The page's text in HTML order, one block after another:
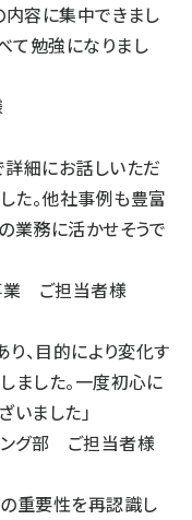
内容に集中できまし
て勉強になりまし
詳細にお話しいただ
た。他社事例も豊富
業務に活かせそうで
業 ご担当者様
り、目的により変化す
ました。一度初心に
いました」
グ部 ご担当者様
の重要性を再認識し